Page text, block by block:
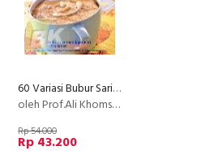
60 Variasi Bubur Saring Sehat
oleh Prof.Ali Khomsan - Nunung Nur Janah & Yuni H.
Rp 54.000
Rp 43.200